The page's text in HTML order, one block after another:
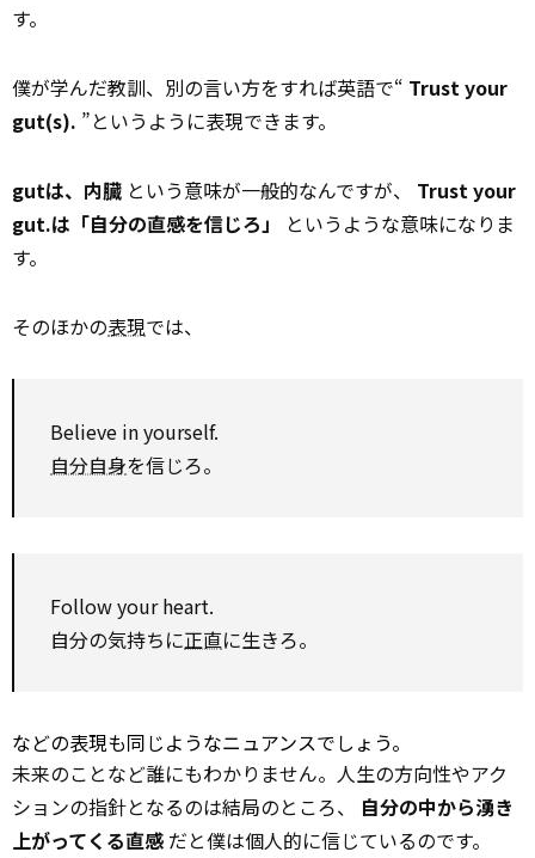
す。
僕が学んだ教訓、別の言い方をすれば英語で“ Trust your
gut(s). ”というように表現できます。
gutは、内臓 という意味が一般的なんですが、 Trust your
gut.は「自分の直感を信じろ」
というような意味になりま
す。
そのほかの表現では、
Believe in yourself.
自分自身を信じろ。
Followyour heart.
自分の気持ちに正直に生きろ。
などの表現も同じようなニュアンスでしょう。
未来のことなど誰にもわかりません。人生の方向性やアク
ションの指針となるのは結局のところ、 自分の中から湧き
上がってくる直感 だと僕は個人的に信じているのです。